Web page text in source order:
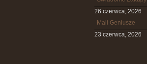
26 czerwca, 2026
Mali Geniusze
23 czerwca, 2026